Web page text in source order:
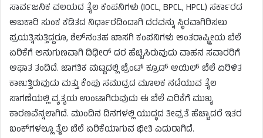
ಸಾರ್ವಜನಿಕ ವಲಯದ ತೈಲ ಕಂಪನಿಗಳು (IOCL, BPCL, HPCL) ಸರ್ಕಾರದ
ಅಬಕಾರಿ ಸುಂಕ ಕಡಿತದ ನಿರ್ಧಾರದಿಂದಾಗಿ ದರವನ್ನು ಸ್ಥಿರವಾಗಿರಿಸಲು
ಪ್ರಯತ್ನಿಸುತ್ತಿದ್ದರೂ, ಶೆಲ್‌ನಂತಹ ಖಾಸಗಿ ಕಂಪನಿಗಳು ಅಂತರಾಷ್ಟ್ರೀಯ ಬೆಲೆ
ಏರಿಕೆಗೆ ಅನುಗುಣವಾಗಿ ದಿಢೀರ್ ದರ ಹೆಚ್ಚಿಸಿರುವುದು ವಾಹನ ಸವಾರರಿಗೆ
ಆಘಾತ ತಂದಿದೆ. ಜಾಗತಿಕ ಮಟ್ಟದಲ್ಲಿ ಬ್ರೆಂಟ್ ಕ್ರೂಡ್ ಆಯಿಲ್ ಬೆಲೆ ಏರಿಳಿತ
ಕಾಣುತ್ತಿರುವುದು ಮತ್ತು ಕೆಂಪು ಸಮುದ್ರದ ಮೂಲಕ ನಡೆಯುವ ತೈಲ
ಸಾಗಣೆಯಲ್ಲಿ ವ್ಯತ್ಯಯ ಉಂಟಾಗಿರುವುದು ಈ ಬೆಲೆ ಏರಿಕೆಗೆ ಮುಖ್ಯ
ಕಾರಣವೆನ್ನಲಾಗಿದೆ. ಮುಂದಿನ ದಿನಗಳಲ್ಲಿ ಯುದ್ಧದ ತೀವ್ರತೆ ಹೆಚ್ಚಾದರೆ ಇತರ
ಬಂಕ್‌ಗಳಲ್ಲೂ ತೈಲ ಬೆಲೆ ಏರಿಕೆಯಾಗುವ ಭೀತಿ ಎದುರಾಗಿದೆ.